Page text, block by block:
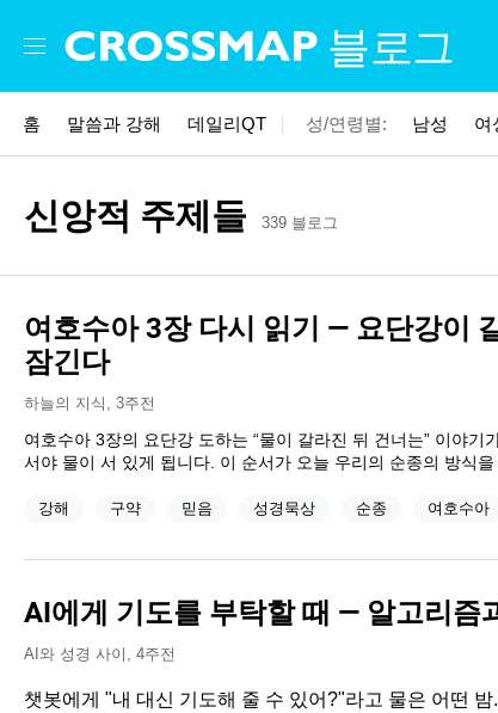
블로그
홈 말씀과 강해 데일리QT 성/연령별: 남성 여
신앙적 주제들 339 블로그
여호수아 3장 다시 읽기 — 요단강이
잠긴다
하늘의 지식 , 3주전
여호수아 3장의 요단강 도하는 “물이 갈라진 뒤 건너는” 이야기
서야 물이 서 있게 됩니다. 이 순서가 오늘 우리의 순종의 방식을
강해 구약 믿음 성경묵상 순종 여호수아
AI에게 기도를 부탁할 때 — 알고리즘
AI와 성경 사이 4주전
챗봇에게 "내 대신 기도해 줄 수 있어?"라고 물은 어떤